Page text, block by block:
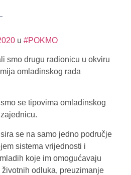
u #POKMO
smo drugu radionicu u okviru
omladinskog rada
se tipovima omladinskog
se na samo jedno područje
sistema vrijednosti i
koje im omogućavaju
odluka, preuzimanje